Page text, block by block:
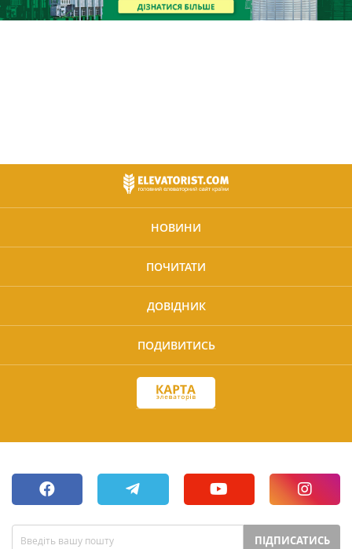
НОВИНИ
ПОЧИТАТИ
ДОВІДНИК
ПОДИВИТИСЬ
ПІДПИСАТИСЬ